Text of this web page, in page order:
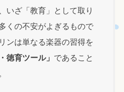
いざ「教育」として取り
くの不安がよぎるもので
ンは単なる楽器の習得を
徳育ツール」 であること